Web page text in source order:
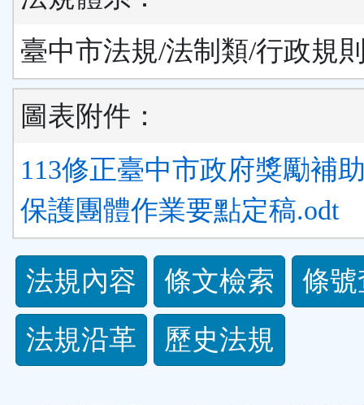
臺中市法規/法制類/行政規
圖表附件：
113修正臺中市政府獎勵補
保護團體作業要點定稿.odt
法
規
功
法規內容 條文檢索
條
法規沿革
歷史法規